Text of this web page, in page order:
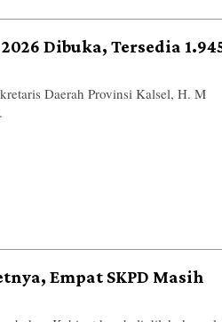
Dibuka, Tersedia
Daerah Provinsi Kalsel, H. M
Empat SKPD Masih